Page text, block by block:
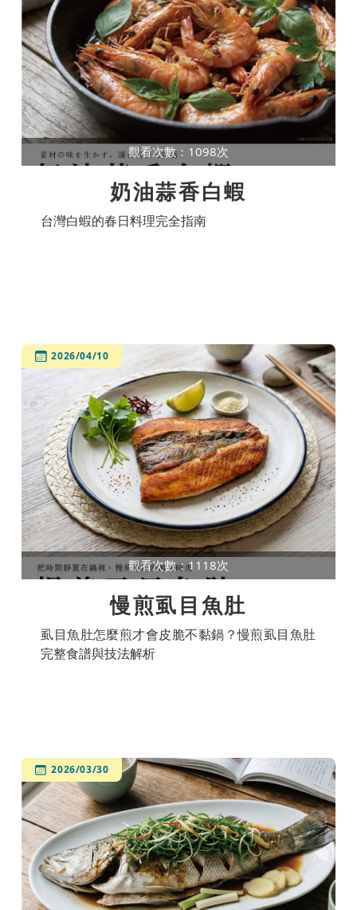
觀看次數：1098次
奶油蒜香白蝦
台灣白蝦的春日料理完全指南
觀看次數：1118次
慢煎虱目魚肚
虱目魚肚怎麼煎才會皮脆不黏鍋？慢煎虱目魚肚
完整食譜與技法解析
2026/04/10
2026/03/30